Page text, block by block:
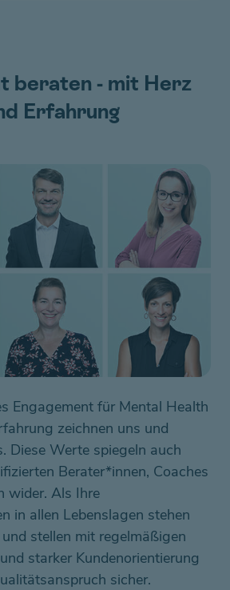
beraten - mit Herz
Erfahrung
Engagement für Mental Health
zeichnen uns und
Diese Werte spiegeln auch
Berater*innen, Coaches
wider. Als Ihre
in allen Lebenslagen stehen
stellen mit regelmäßigen
starker Kundenorientierung
sicher.